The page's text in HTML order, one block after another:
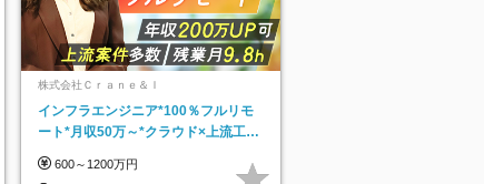
株式会社Ｃｒａｎｅ＆Ｉ
インフラエンジニア*100％フルリモ
ート*月収50万～*クラウド×上流工程
600～1200万円